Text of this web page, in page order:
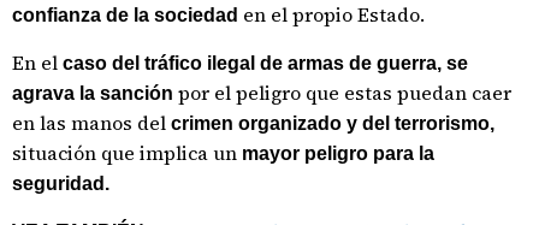
confianza de la sociedad en el propio Estado.
En el caso del tráfico ilegal de armas de guerra, se
agrava la sanción por el peligro que estas puedan caer
en las manos del crimen organizado y del terrorismo,
situación que implica un mayor peligro para la
seguridad.